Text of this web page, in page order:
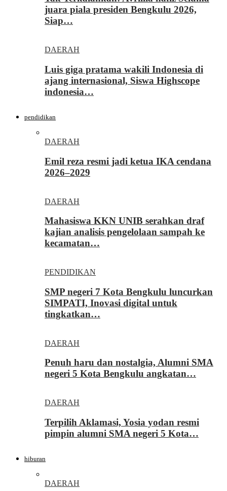
juara piala presiden Bengkulu 2026,
Siap…
DAERAH
Luis giga pratama wakili Indonesia di
ajang internasional, Siswa Highscope
indonesia…
pendidikan
DAERAH
Emil reza resmi jadi ketua IKA cendana
2026–2029
DAERAH
Mahasiswa KKN UNIB serahkan draf
kajian analisis pengelolaan sampah ke
kecamatan…
PENDIDIKAN
SMP negeri 7 Kota Bengkulu luncurkan
SIMPATI, Inovasi digital untuk
tingkatkan…
DAERAH
Penuh haru dan nostalgia, Alumni SMA
negeri 5 Kota Bengkulu angkatan…
DAERAH
Terpilih Aklamasi, Yosia yodan resmi
pimpin alumni SMA negeri 5 Kota…
hiburan
DAERAH